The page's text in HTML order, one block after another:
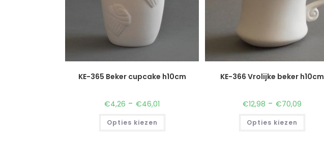
KE-365 Beker cupcake h10cm
€4,26 - €46,01
Opties kiezen
KE-366 Vrolijke beker h10cm
€12,98 - €70,09
Opties kiezen